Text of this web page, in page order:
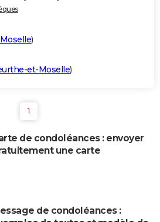
Moselle)
et-Moselle)
1
de condoléances : envoyer
une carte
de condoléances :